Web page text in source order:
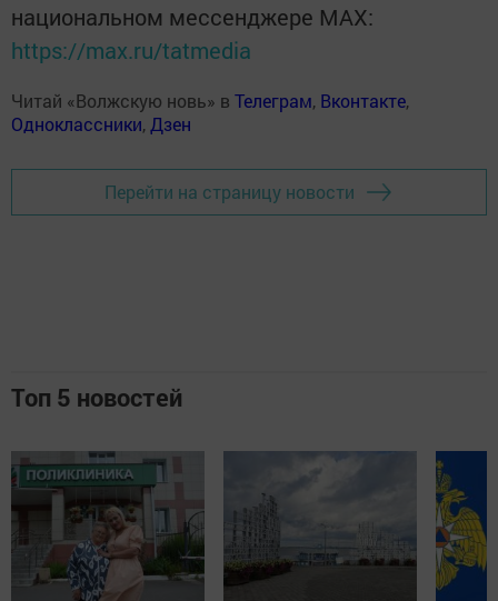
национальном мессенджере MАХ:
https://max.ru/tatmedia
Читай «Волжскую новь» в Телеграм, Вконтакте,
Одноклассники, Дзен
Перейти на страницу новости
Топ 5 новостей